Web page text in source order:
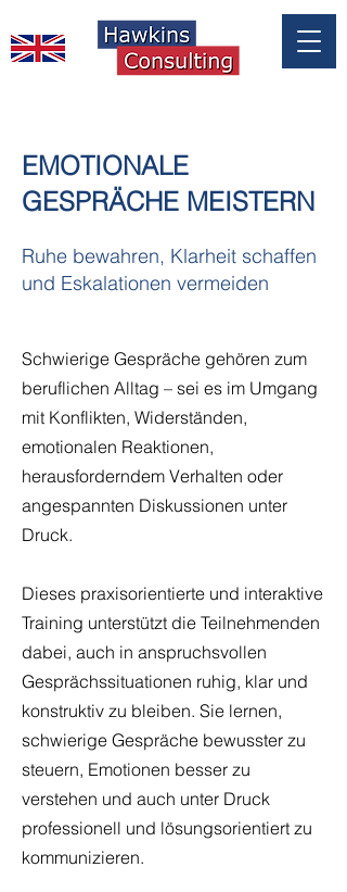
EMOTIONALE
GESPRÄCHE MEISTERN
Ruhe bewahren, Klarheit schaffen
und Eskalationen vermeiden
Schwierige Gespräche gehören zum
beruflichen Alltag – sei es im Umgang
mit Konflikten, Widerständen,
emotionalen Reaktionen,
herausforderndem Verhalten oder
angespannten Diskussionen unter
Druck.
Dieses praxisorientierte und interaktive
Training unterstützt die Teilnehmenden
dabei, auch in anspruchsvollen
Gesprächssituationen ruhig, klar und
konstruktiv zu bleiben. Sie lernen,
schwierige Gespräche bewusster zu
steuern, Emotionen besser zu
verstehen und auch unter Druck
professionell und lösungsorientiert zu
kommunizieren.